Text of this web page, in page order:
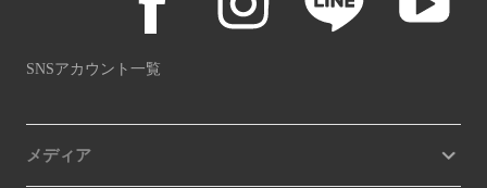
SNSアカウント一覧
メディア